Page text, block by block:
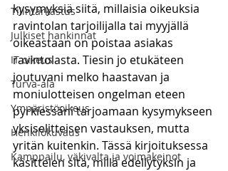
Tilintarkastus
Julkiset hankinnat
IT-oikeus
Turva-ala
Ympäristöoikeus
Henkilökuvaus
Kamppailu, väkivalta ja voimakeinot
kysymyksiä siitä, millaisia oikeuksia
ravintolan tarjoilijalla tai myyjällä
oikeastaan on poistaa asiakas
ravintolasta. Tiesin jo etukäteen
joutuvani melko haastavan ja
moniulotteisen ongelman eteen
pyrkiessäni tarjoamaan kysymykseen
yksiselitteisen vastauksen, mutta
yritän kuitenkin. Tässä kirjoituksessa
käsittelen sitä, millä edellytyksin ja